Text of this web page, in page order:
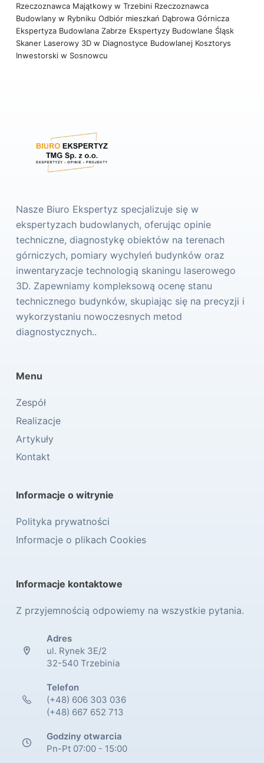
Rzeczoznawca Majątkowy w Trzebini Rzeczoznawca
Budowlany w Rybniku Odbiór mieszkań Dąbrowa Górnicza
Ekspertyza Budowlana Zabrze Ekspertyzy Budowlane Śląsk
Skaner Laserowy 3D w Diagnostyce Budowlanej Kosztorys
Inwestorski w Sosnowcu
Nasze Biuro Ekspertyz specjalizuje się w
ekspertyzach budowlanych, oferując opinie
techniczne, diagnostykę obiektów na terenach
górniczych, pomiary wychyleń budynków oraz
inwentaryzacje technologią skaningu laserowego
3D. Zapewniamy kompleksową ocenę stanu
technicznego budynków, skupiając się na precyzji i
wykorzystaniu nowoczesnych metod
diagnostycznych..
Menu
Zespół
Realizacje
Artykuły
Kontakt
Informacje o witrynie
Polityka prywatności
Informacje o plikach Cookies
Informacje kontaktowe
Z przyjemnością odpowiemy na wszystkie pytania.
Adres
ul. Rynek 3E/2
32-540 Trzebinia
Telefon
(+48) 606 303 036
(+48) 667 652 713
Godziny otwarcia
Pn-Pt 07:00 - 15:00